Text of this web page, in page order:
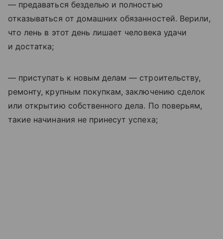
— предаваться безделью и полностью
отказываться от домашних обязанностей. Верили,
что лень в этот день лишает человека удачи
и достатка;
— приступать к новым делам — строительству,
ремонту, крупным покупкам, заключению сделок
или открытию собственного дела. По поверьям,
такие начинания не принесут успеха;